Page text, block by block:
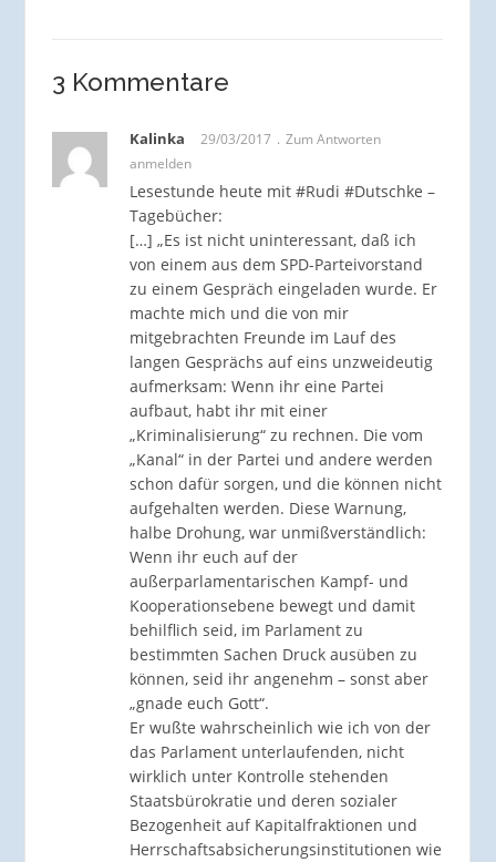
3 Kommentare
Kalinka 29/03/2017
Zum Antworten
anmelden
Lesestunde heute mit #Rudi #Dutschke –
Tagebücher:
[…] „Es ist nicht uninteressant, daß ich
von einem aus dem SPD-Parteivorstand
zu einem Gespräch eingeladen wurde. Er
machte mich und die von mir
mitgebrachten Freunde im Lauf des
langen Gesprächs auf eins unzweideutig
aufmerksam: Wenn ihr eine Partei
aufbaut, habt ihr mit einer
„Kriminalisierung“ zu rechnen. Die vom
„Kanal“ in der Partei und andere werden
schon dafür sorgen, und die können nicht
aufgehalten werden. Diese Warnung,
halbe Drohung, war unmißverständlich:
Wenn ihr euch auf der
außerparlamentarischen Kampf- und
Kooperationsebene bewegt und damit
behilflich seid, im Parlament zu
bestimmten Sachen Druck ausüben zu
können, seid ihr angenehm – sonst aber
„gnade euch Gott“.
Er wußte wahrscheinlich wie ich von der
das Parlament unterlaufenden, nicht
wirklich unter Kontrolle stehenden
Staatsbürokratie und deren sozialer
Bezogenheit auf Kapitalfraktionen und
Herrschaftsabsicherungsinstitutionen wie